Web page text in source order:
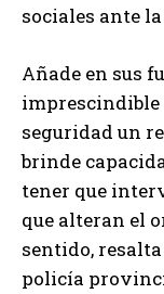
sociales ante
Añade en sus
imprescindible
seguridad un
brinde
tener que
que alteran el
sentido,
policía